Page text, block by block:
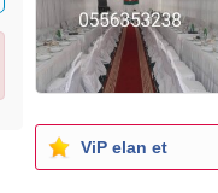
ViP elan et